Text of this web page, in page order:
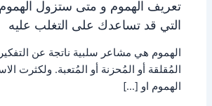
تعريف الهموم و متى ستزول
التي قد تساعدك على التغلب عليه
الهموم هي مشاعر سلبية ناتجة عن
المُقلقة أو المُحزنة أو المُتعبة. ولكثرت
الهموم او […]